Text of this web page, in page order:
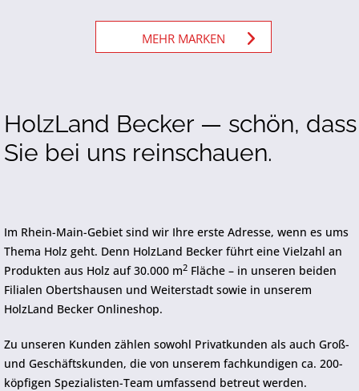
Im Rhein-Main-Gebiet sind wir Ihre erste Adresse, wenn es ums
Thema Holz geht. Denn HolzLand Becker führt eine Vielzahl an
Produkten aus Holz auf 30.000 m2 Fläche – in unseren beiden
Filialen Obertshausen und Weiterstadt sowie in unserem
HolzLand Becker Onlineshop.
Zu unseren Kunden zählen sowohl Privatkunden als auch Groß-
und Geschäftskunden, die von unserem fachkundigen ca. 200-
köpfigen Spezialisten-Team umfassend betreut werden.
HolzLand Becker — schön, dass
Sie bei uns reinschauen.
MEHR MARKEN